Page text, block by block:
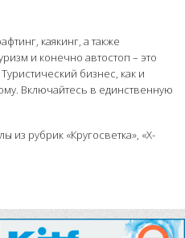
каякинг, а также
и конечно автостоп – это
бизнес, как и
Включайтесь в единственную
из рубрик «Кругосветка», «Х-